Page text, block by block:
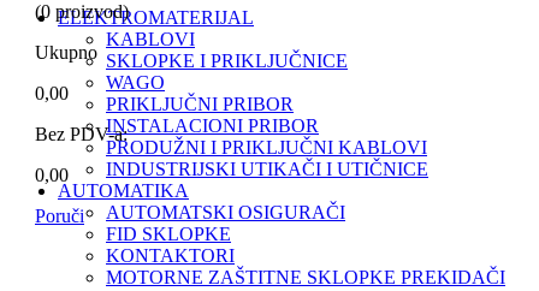
(0 proizvod)
Ukupno
0,00
Bez PDV-a:
0,00
Poruči
ELEKTROMATERIJAL
KABLOVI
SKLOPKE I PRIKLJUČNICE
WAGO
PRIKLJUČNI PRIBOR
INSTALACIONI PRIBOR
PRODUŽNI I PRIKLJUČNI KABLOVI
INDUSTRIJSKI UTIKAČI I UTIČNICE
AUTOMATIKA
AUTOMATSKI OSIGURAČI
FID SKLOPKE
KONTAKTORI
MOTORNE ZAŠTITNE SKLOPKE PREKIDAČI